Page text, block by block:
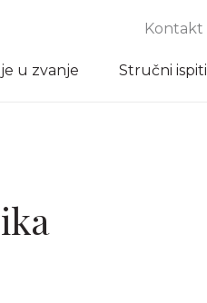
Kontakt
u zvanje Stručni ispiti